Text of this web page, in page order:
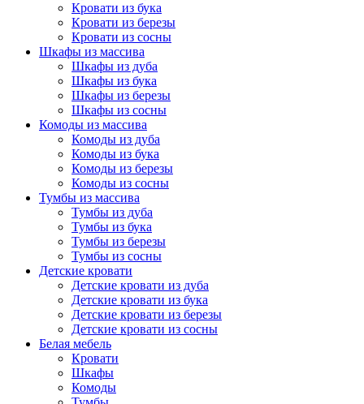
Кровати из бука
Кровати из березы
Кровати из сосны
Шкафы из массива
Шкафы из дуба
Шкафы из бука
Шкафы из березы
Шкафы из сосны
Комоды из массива
Комоды из дуба
Комоды из бука
Комоды из березы
Комоды из сосны
Тумбы из массива
Тумбы из дуба
Тумбы из бука
Тумбы из березы
Тумбы из сосны
Детские кровати
Детские кровати из дуба
Детские кровати из бука
Детские кровати из березы
Детские кровати из сосны
Белая мебель
Кровати
Шкафы
Комоды